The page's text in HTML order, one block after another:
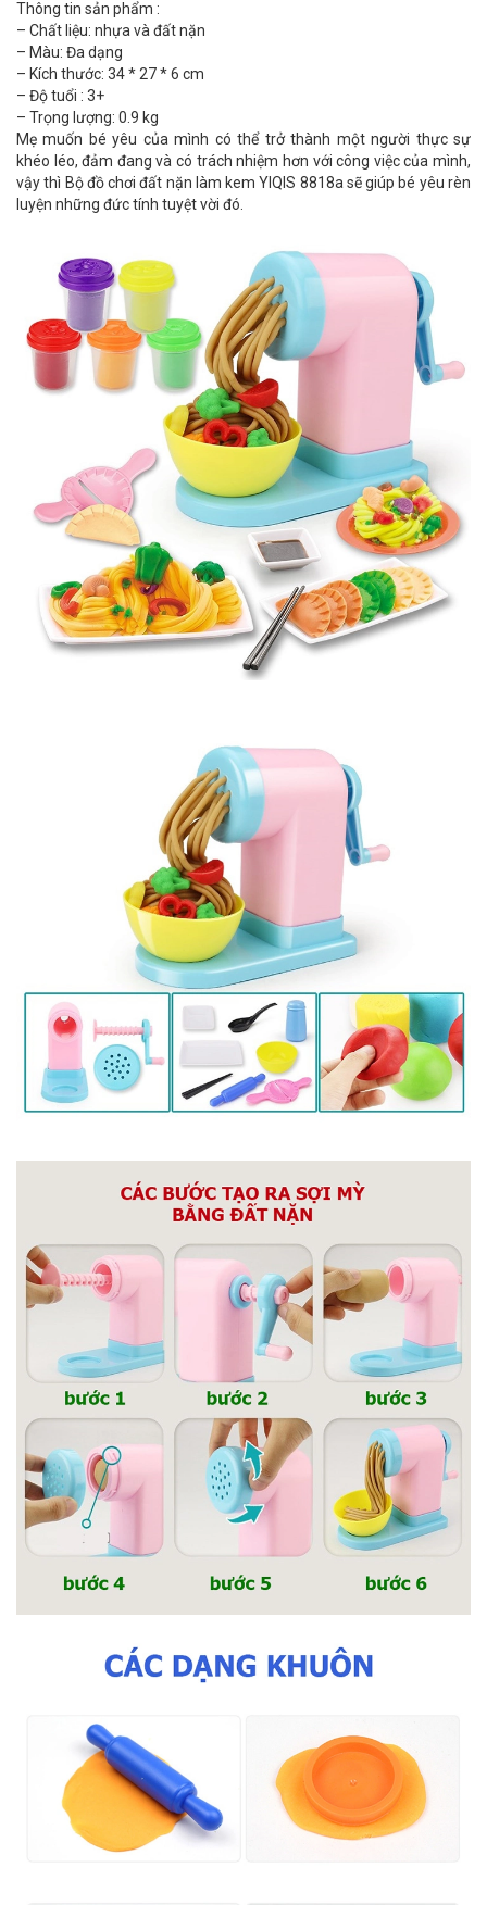
Thông tin sản phẩm :
– Chất liệu: nhựa và đất nặn
– Màu: Đa dạng
– Kích thước: 34 * 27 * 6 cm
– Độ tuổi : 3+
– Trọng lượng: 0.9 kg
Mẹ muốn bé yêu của mình có thể trở thành một người thực sự
khéo léo, đảm đang và có trách nhiệm hơn với công việc của mình,
vậy thì Bộ đồ chơi đất nặn làm kem YIQIS 8818a sẽ giúp bé yêu rèn
luyện những đức tính tuyệt vời đó.